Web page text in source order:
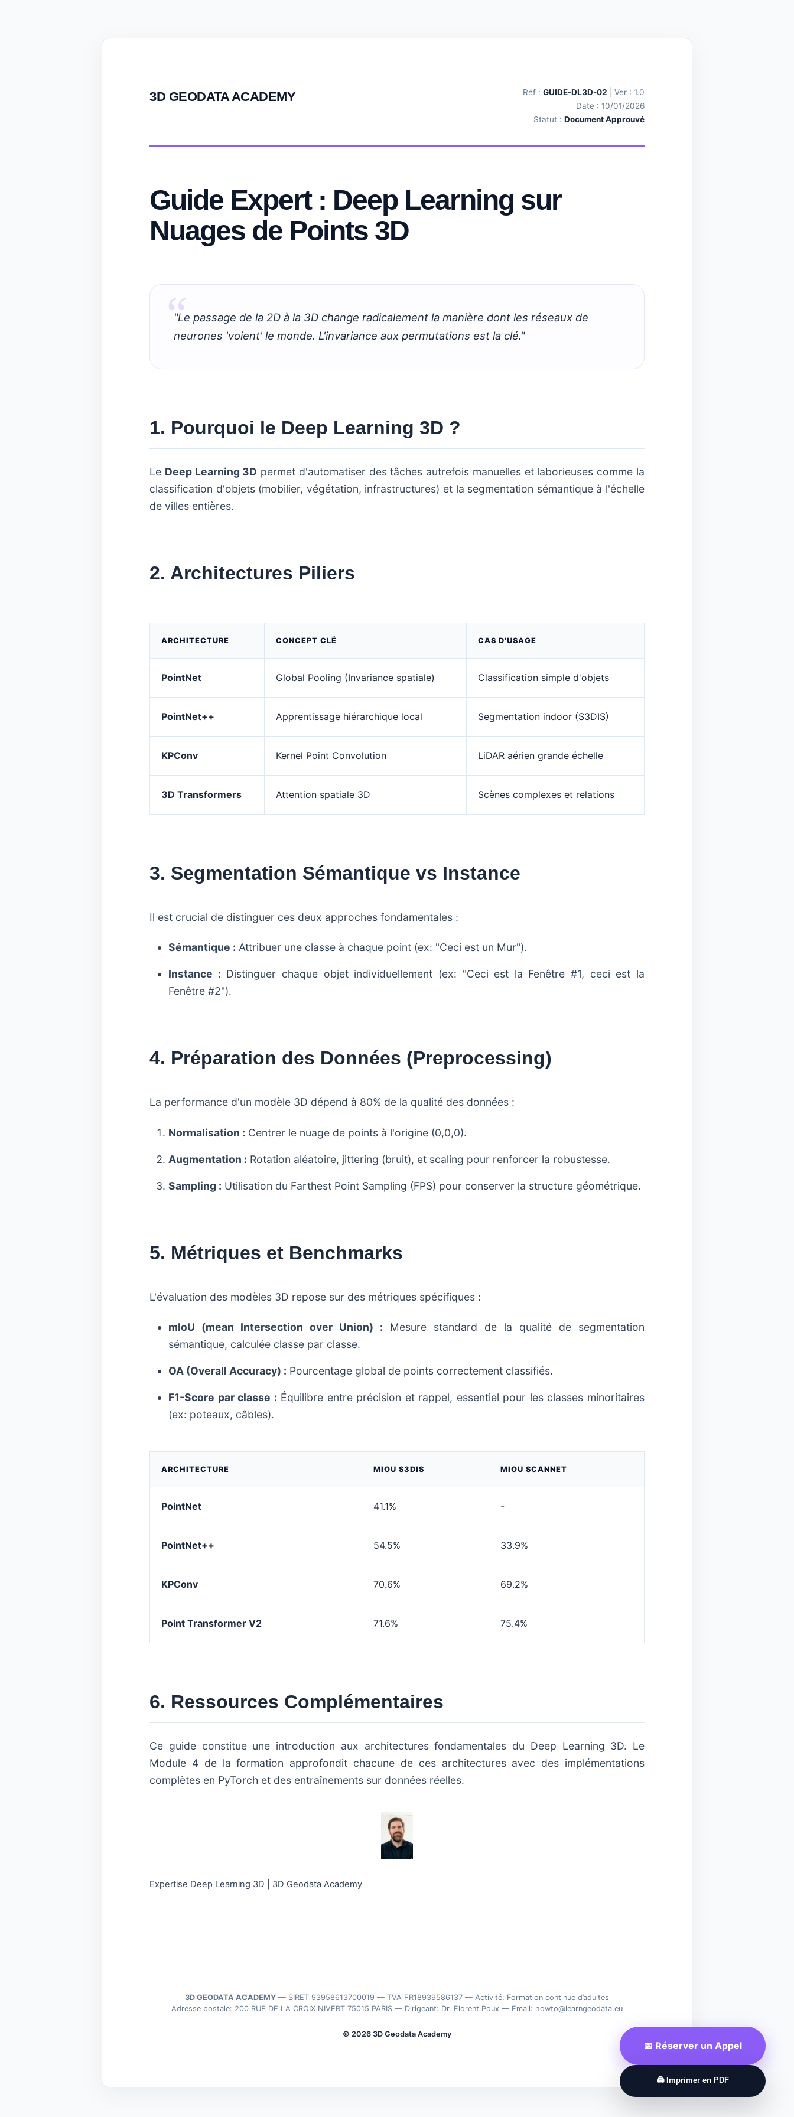
📅 Réserver un Appel
🖨️ Imprimer en PDF
3D GEODATA ACADEMY Réf : GUIDE-DL3D-02 | Ver : 1.0
Date : 10/01/2026
Statut : Document Approuvé
Guide Expert : Deep Learning sur
Nuages de Points 3D
"Le passage de la 2D à la 3D change radicalement la manière dont les réseaux de
neurones 'voient' le monde. L'invariance aux permutations est la clé."
1. Pourquoi le Deep Learning 3D ?
Le Deep Learning 3D permet d'automatiser des tâches autrefois manuelles et laborieuses comme la
classification d'objets (mobilier, végétation, infrastructures) et la segmentation sémantique à l'échelle
de villes entières.
2. Architectures Piliers
ARCHITECTURE CONCEPT CLÉ CAS D'USAGE
PointNet Global Pooling (Invariance spatiale) Classification simple d'objets
PointNet++ Apprentissage hiérarchique local Segmentation indoor (S3DIS)
KPConv Kernel Point Convolution LiDAR aérien grande échelle
3D Transformers Attention spatiale 3D Scènes complexes et relations
3. Segmentation Sémantique vs Instance
Il est crucial de distinguer ces deux approches fondamentales :
Sémantique : Attribuer une classe à chaque point (ex: "Ceci est un Mur").
Instance : Distinguer chaque objet individuellement (ex: "Ceci est la Fenêtre #1, ceci est la
Fenêtre #2").
4. Préparation des Données (Preprocessing)
La performance d'un modèle 3D dépend à 80% de la qualité des données :
Normalisation : Centrer le nuage de points à l'origine (0,0,0).
Augmentation : Rotation aléatoire, jittering (bruit), et scaling pour renforcer la robustesse.
Sampling : Utilisation du Farthest Point Sampling (FPS) pour conserver la structure géométrique.
5. Métriques et Benchmarks
L'évaluation des modèles 3D repose sur des métriques spécifiques :
mIoU (mean Intersection over Union) : Mesure standard de la qualité de segmentation
sémantique, calculée classe par classe.
OA (Overall Accuracy) : Pourcentage global de points correctement classifiés.
F1-Score par classe : Équilibre entre précision et rappel, essentiel pour les classes minoritaires
(ex: poteaux, câbles).
ARCHITECTURE MIOU S3DIS MIOU SCANNET
PointNet 41.1% -
PointNet++ 54.5% 33.9%
KPConv 70.6% 69.2%
Point Transformer V2 71.6% 75.4%
6. Ressources Complémentaires
Ce guide constitue une introduction aux architectures fondamentales du Deep Learning 3D. Le
Module 4 de la formation approfondit chacune de ces architectures avec des implémentations
complètes en PyTorch et des entraînements sur données réelles.
Expertise Deep Learning 3D | 3D Geodata Academy
3D GEODATA ACADEMY — SIRET 93958613700019 — TVA FR18939586137 — Activité: Formation continue d’adultes
Adresse postale: 200 RUE DE LA CROIX NIVERT 75015 PARIS — Dirigeant: Dr. Florent Poux — Email: howto@learngeodata.eu
© 2026 3D Geodata Academy